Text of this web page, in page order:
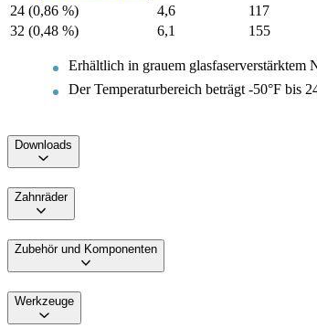
24 (0,86 %)
4,6 117
32 (0,48 %)
6,1 155
Erhältlich in grauem glasfaserverstärktem
Der Temperaturbereich beträgt -50°F bis
Downloads
Zahnräder
Zubehör und Komponenten
Werkzeuge